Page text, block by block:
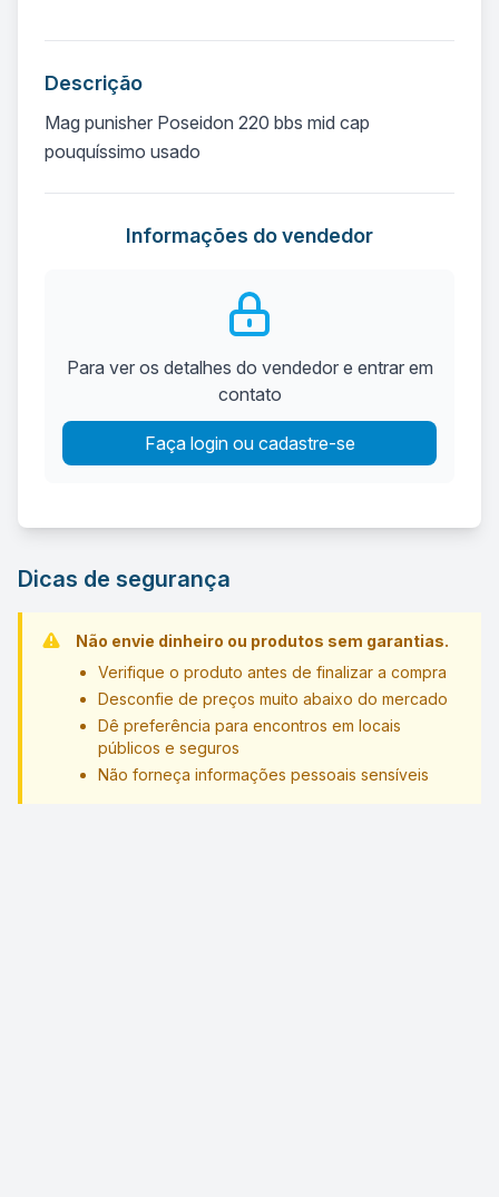
Descrição
Mag punisher Poseidon 220 bbs mid cap
pouquíssimo usado
Informações do vendedor
Para ver os detalhes do vendedor e entrar em
contato
Faça login ou cadastre-se
Dicas de segurança
Não envie dinheiro ou produtos sem garantias.
Verifique o produto antes de finalizar a compra
Desconfie de preços muito abaixo do mercado
Dê preferência para encontros em locais
públicos e seguros
Não forneça informações pessoais sensíveis